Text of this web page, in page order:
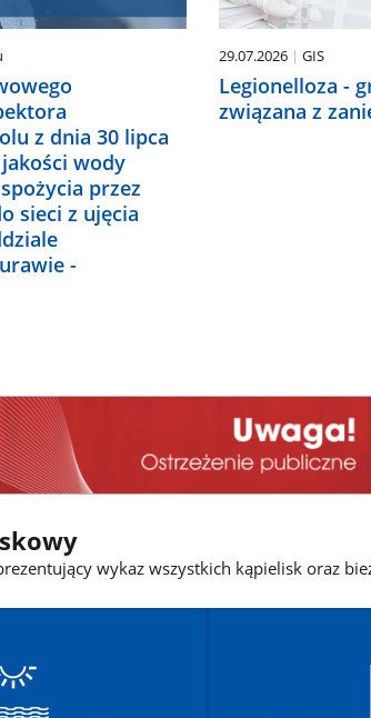
z dnia 30 lipca
wody
przez
sieci z ujęcia
-
29.07.2026 GIS
Legionelloza -
związana z
wykaz wszystkich kąpielisk oraz